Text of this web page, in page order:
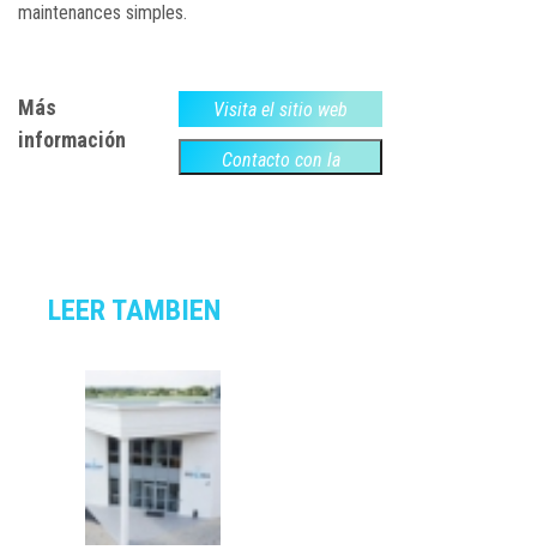
maintenances simples.
Más
información
Visita el sitio web
Contacto con la
LEER TAMBIEN